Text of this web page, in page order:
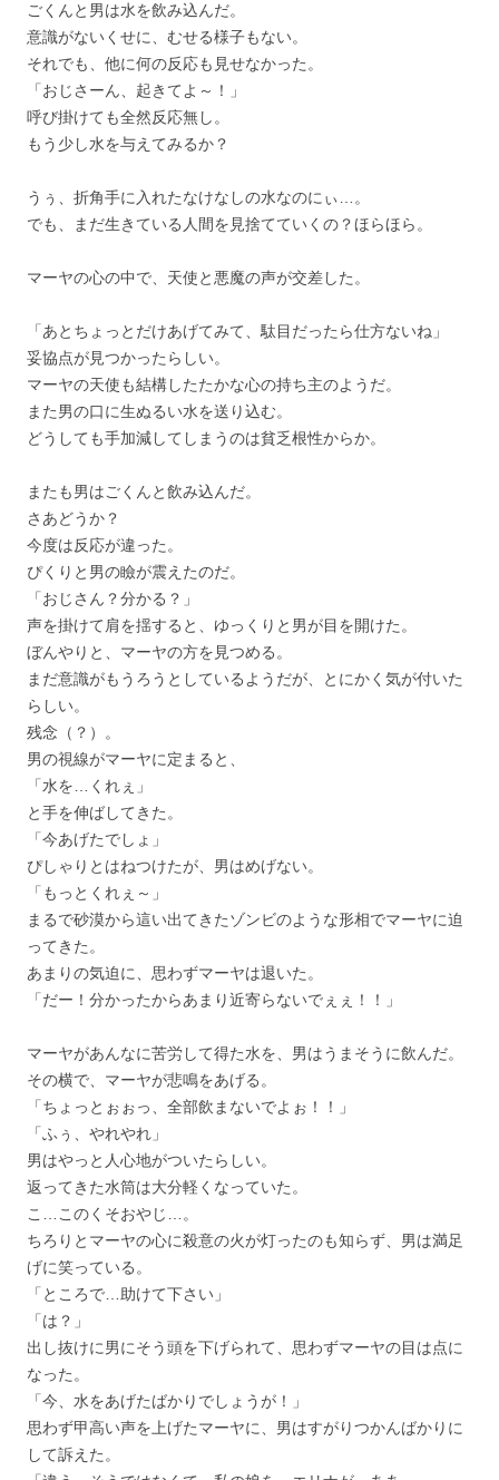
ごくんと男は水を飲み込んだ。
意識がないくせに、むせる様子もない。
それでも、他に何の反応も見せなかった。
「おじさーん、起きてよ～！」
呼び掛けても全然反応無し。
もう少し水を与えてみるか？
うぅ、折角手に入れたなけなしの水なのにぃ…。
でも、まだ生きている人間を見捨てていくの？ほらほら。
マーヤの心の中で、天使と悪魔の声が交差した。
「あとちょっとだけあげてみて、駄目だったら仕方ないね」
妥協点が見つかったらしい。
マーヤの天使も結構したたかな心の持ち主のようだ。
また男の口に生ぬるい水を送り込む。
どうしても手加減してしまうのは貧乏根性からか。
またも男はごくんと飲み込んだ。
さあどうか？
今度は反応が違った。
ぴくりと男の瞼が震えたのだ。
「おじさん？分かる？」
声を掛けて肩を揺すると、ゆっくりと男が目を開けた。
ぼんやりと、マーヤの方を見つめる。
まだ意識がもうろうとしているようだが、とにかく気が付いた
らしい。
残念（？）。
男の視線がマーヤに定まると、
「水を…くれぇ」
と手を伸ばしてきた。
「今あげたでしょ」
ぴしゃりとはねつけたが、男はめげない。
「もっとくれぇ～」
まるで砂漠から這い出てきたゾンビのような形相でマーヤに迫
ってきた。
あまりの気迫に、思わずマーヤは退いた。
「だー！分かったからあまり近寄らないでぇぇ！！」
マーヤがあんなに苦労して得た水を、男はうまそうに飲んだ。
その横で、マーヤが悲鳴をあげる。
「ちょっとぉぉっ、全部飲まないでよぉ！！」
「ふぅ、やれやれ」
男はやっと人心地がついたらしい。
返ってきた水筒は大分軽くなっていた。
こ…このくそおやじ…。
ちろりとマーヤの心に殺意の火が灯ったのも知らず、男は満足
げに笑っている。
「ところで…助けて下さい」
「は？」
出し抜けに男にそう頭を下げられて、思わずマーヤの目は点に
なった。
「今、水をあげたばかりでしょうが！」
思わず甲高い声を上げたマーヤに、男はすがりつかんばかりに
して訴えた。